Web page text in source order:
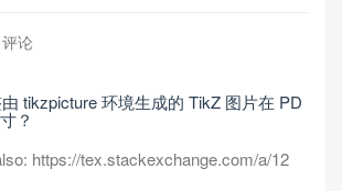
论
tikzpicture 环境生成的 TikZ 图片在 PD
？
https://tex.stackexchange.com/a/12